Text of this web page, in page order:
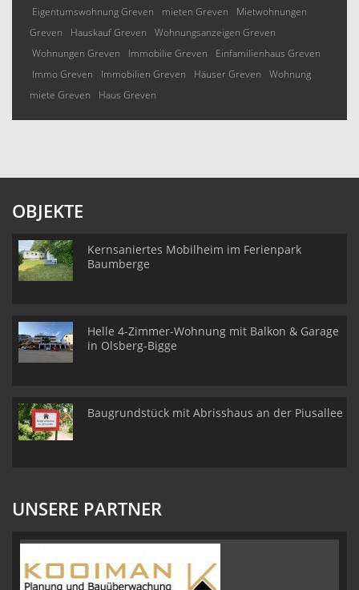
Eigentumswohnung Greven
mieten Greven
Mietwohnungen
Greven
Hauskauf Greven
Wohnungsanzeigen Greven
Wohnungen Greven
Immobilie Greven
Einfamilienhaus Greven
Immo Greven
Immobilien Greven Häuser Greven
Wohnung
miete Greven
Haus Greven
OBJEKTE
Kernsaniertes Mobilheim im Ferienpark
Baumberge
Helle 4-Zimmer-Wohnung mit Balkon & Garage
in Olsberg-Bigge
Baugrundstück mit Abrisshaus an der Piusallee
UNSERE PARTNER